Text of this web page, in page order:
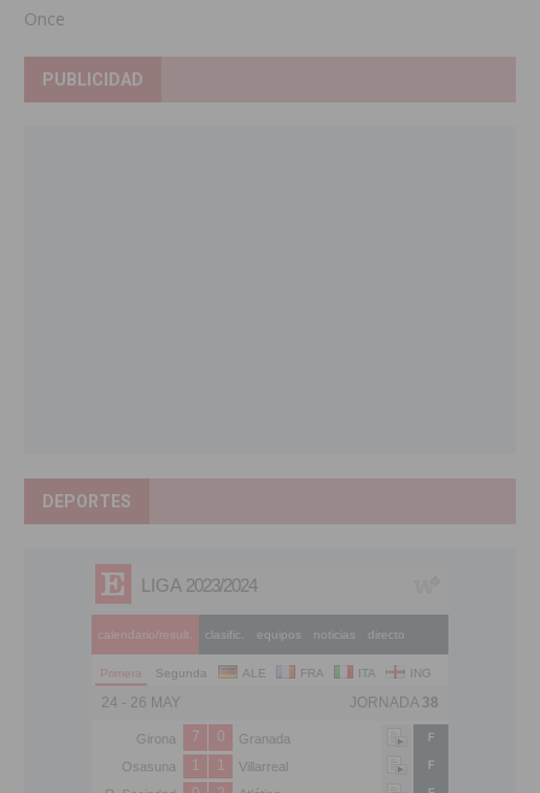
Once
PUBLICIDAD
DEPORTES